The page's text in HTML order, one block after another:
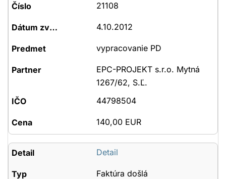
21108
4.10.2012
vypracovanie PD
EPC-PROJEKT s.r.o. Mytná
1267/62, S.Ľ.
44798504
140,00 EUR
Detail
Faktúra došlá